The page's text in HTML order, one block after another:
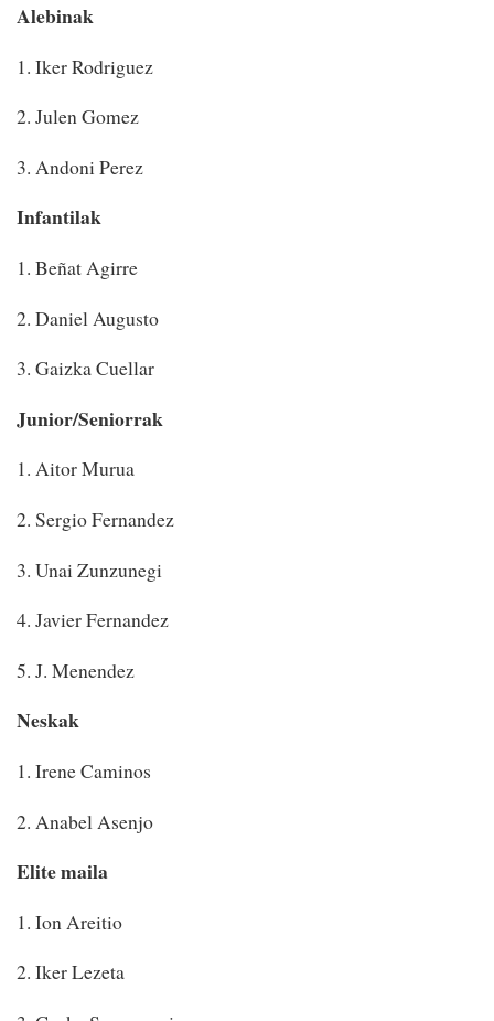
Alebinak
1. Iker Rodriguez
2. Julen Gomez
3. Andoni Perez
Infantilak
1. Beñat Agirre
2. Daniel Augusto
3. Gaizka Cuellar
Junior/Seniorrak
1. Aitor Murua
2. Sergio Fernandez
3. Unai Zunzunegi
4. Javier Fernandez
5. J. Menendez
Neskak
1. Irene Caminos
2. Anabel Asenjo
Elite maila
1. Ion Areitio
2. Iker Lezeta